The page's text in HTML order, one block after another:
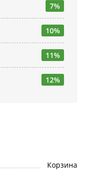
7%
10%
11%
12%
Корзина